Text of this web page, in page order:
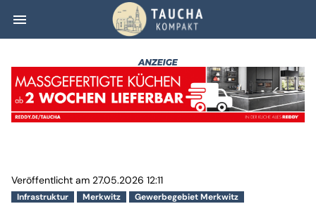
menu Leipziger
Infrastruktur Merkwitz Gewerbegebiet Merkwitz
Veröffentlicht am 27.05.2026 12:11